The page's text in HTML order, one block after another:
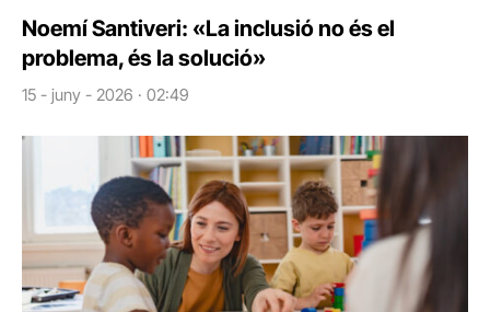
Noemí Santiveri: «La inclusió no és el
problema, és la solució»
15 - juny - 2026 · 02:49